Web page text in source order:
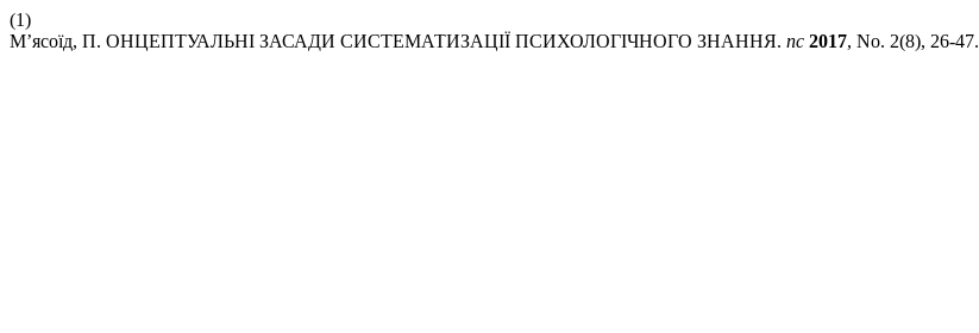
(1)
М’ясоїд, П. ОНЦЕПТУАЛЬНІ ЗАСАДИ СИСТЕМАТИЗАЦІЇ ПСИХОЛОГІЧНОГО ЗНАННЯ. пс 2017, No. 2(8), 26-47.